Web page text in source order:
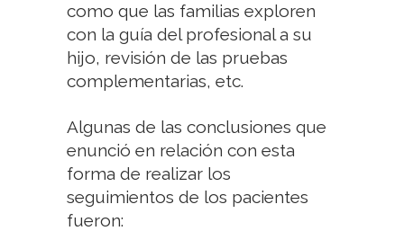
como que las familias exploren
con la guía del profesional a su
hijo, revisión de las pruebas
complementarias, etc.
Algunas de las conclusiones que
enunció en relación con esta
forma de realizar los
seguimientos de los pacientes
fueron: